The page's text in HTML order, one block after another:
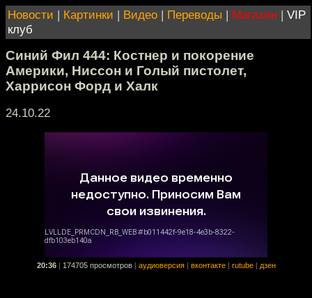
Новости | Картинки | Видео | Переводы | Магазин | VIP
клуб
Синий Фил 444: Костнер и покорение
Америки, Ниссон и Голый пистолет,
Харрисон Форд и Халк
24.10.22
20:36 174705 просмотров аудиоверсия вконтакте rutube дзен